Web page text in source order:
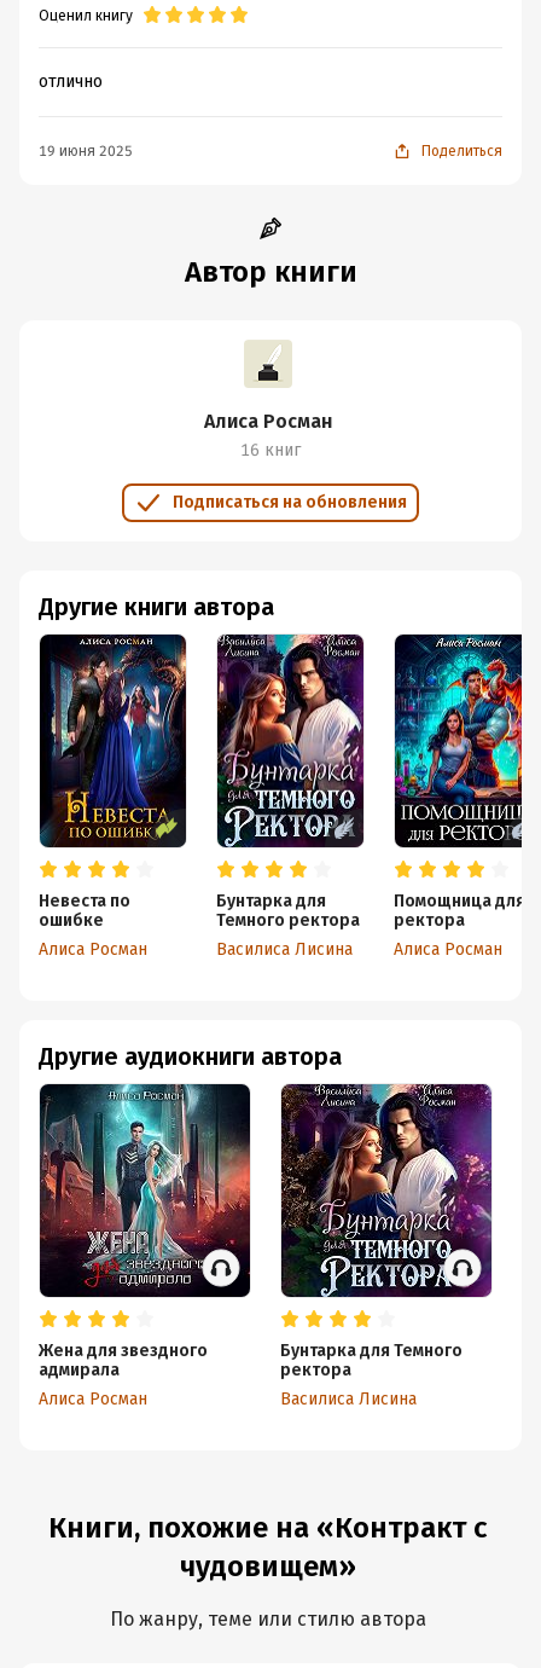
Оценил книгу
отлично
19 июня 2025 Поделиться
Автор книги
Алиса Росман
16 книг
Подписаться на обновления
Другие книги автора
Невеста по
ошибке
Алиса Росман
Бунтарка для
Темного ректора
Василиса Лисина
Помощница для
ректора
Алиса Росман
Другие аудиокниги автора
Жена для звездного
адмирала
Алиса Росман
Бунтарка для Темного
ректора
Василиса Лисина
Книги, похожие на «Контракт с
чудовищем»
По жанру, теме или стилю автора